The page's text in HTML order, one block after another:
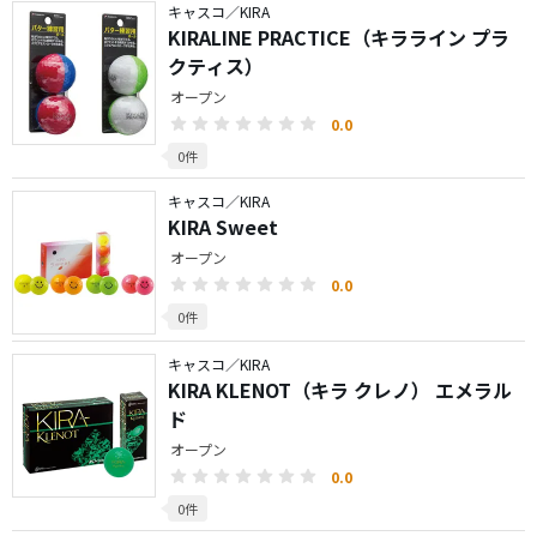
キャスコ／KIRA
KIRALINE PRACTICE（キラライン プラ
クティス）
オープン
0.0
0件
キャスコ／KIRA
KIRA Sweet
オープン
0.0
0件
キャスコ／KIRA
KIRA KLENOT（キラ クレノ） エメラル
ド
オープン
0.0
0件